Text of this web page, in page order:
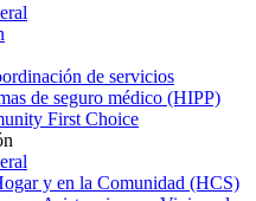
de servicios
de seguro médico (HIPP)
First Choice
y en la Comunidad (HCS)